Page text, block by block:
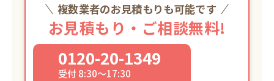
複数業者のお見積もりも可能です
お見積もり・ご相談無料!
0120-20-1349
受付 8:30～17:30